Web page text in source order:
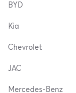
BYD
Kia
Chevrolet
JAC
Mercedes-Benz